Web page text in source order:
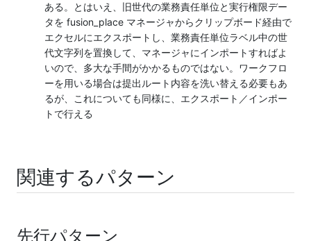
ある。とはいえ、旧世代の業務責任単位と実行権限デー
タを fusion_place マネージャからクリップボード経由で
エクセルにエクスポートし、業務責任単位ラベル中の世
代文字列を置換して、マネージャにインポートすればよ
いので、多大な手間がかかるものではない。ワークフロ
ーを用いる場合は提出ルート内容を洗い替える必要もあ
るが、これについても同様に、エクスポート／インポー
トで行える
関連するパターン
先行パターン